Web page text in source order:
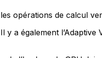
opérations de calcul
a également